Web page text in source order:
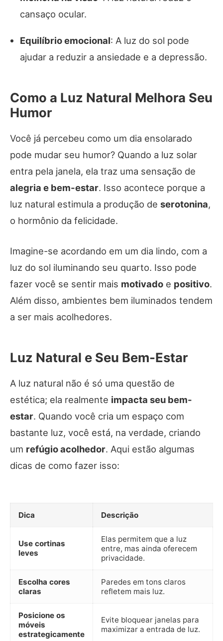
cansaço ocular.
Equilíbrio emocional: A luz do sol pode
ajudar a reduzir a ansiedade e a depressão.
Como a Luz Natural Melhora Seu
Humor
Você já percebeu como um dia ensolarado
pode mudar seu humor? Quando a luz solar
entra pela janela, ela traz uma sensação de
alegria e bem-estar. Isso acontece porque a
luz natural estimula a produção de serotonina,
o hormônio da felicidade.
Imagine-se acordando em um dia lindo, com a
luz do sol iluminando seu quarto. Isso pode
fazer você se sentir mais motivado e positivo.
Além disso, ambientes bem iluminados tendem
a ser mais acolhedores.
Luz Natural e Seu Bem-Estar
A luz natural não é só uma questão de
estética; ela realmente impacta seu bem-
estar. Quando você cria um espaço com
bastante luz, você está, na verdade, criando
um refúgio acolhedor. Aqui estão algumas
dicas de como fazer isso:
Dica Descrição
Use cortinas
leves
Elas permitem que a luz
entre, mas ainda oferecem
privacidade.
Escolha cores
claras
Paredes em tons claros
refletem mais luz.
Posicione os
móveis
estrategicamente
Evite bloquear janelas para
maximizar a entrada de luz.